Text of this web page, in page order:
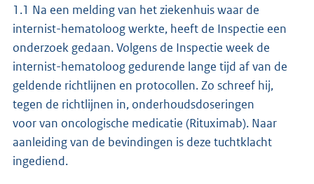
1.1 Na een melding van het ziekenhuis waar de
internist-hematoloog werkte, heeft de Inspectie een
onderzoek gedaan. Volgens de Inspectie week de
internist-hematoloog gedurende lange tijd af van de
geldende richtlijnen en protocollen. Zo schreef hij,
tegen de richtlijnen in, onderhoudsdoseringen
voor van oncologische medicatie (Rituximab). Naar
aanleiding van de bevindingen is deze tuchtklacht
ingediend.